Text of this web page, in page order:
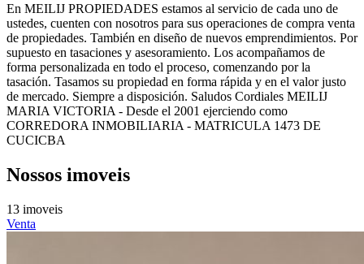
En MEILIJ PROPIEDADES estamos al servicio de cada uno de
ustedes, cuenten con nosotros para sus operaciones de compra venta
de propiedades. También en diseño de nuevos emprendimientos. Por
supuesto en tasaciones y asesoramiento. Los acompañamos de
forma personalizada en todo el proceso, comenzando por la
tasación. Tasamos su propiedad en forma rápida y en el valor justo
de mercado. Siempre a disposición. Saludos Cordiales MEILIJ
MARIA VICTORIA - Desde el 2001 ejerciendo como
CORREDORA INMOBILIARIA - MATRICULA 1473 DE
CUCICBA
Nossos imoveis
13 imoveis
Venta